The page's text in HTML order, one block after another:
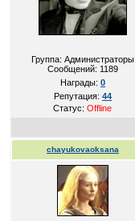
Группа: Администраторы
Сообщений: 1189
Награды: 0
Репутация: 44
Статус:Offline
chayukovaoksana